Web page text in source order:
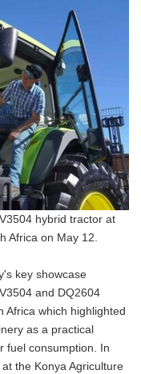
hybrid tractor at
Africa on May 12.
key showcase
and DQ2604
Africa which highlighted
as a practical
fuel consumption. In
the Konya Agriculture